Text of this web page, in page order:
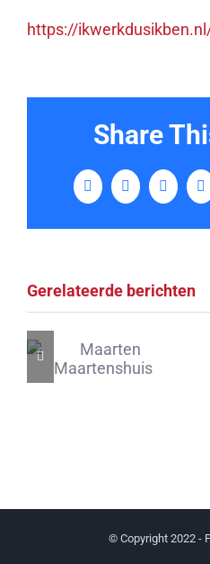
https://
Share
FacebookTwitter
Gerelateerde berichten
© Copyright 2022 -